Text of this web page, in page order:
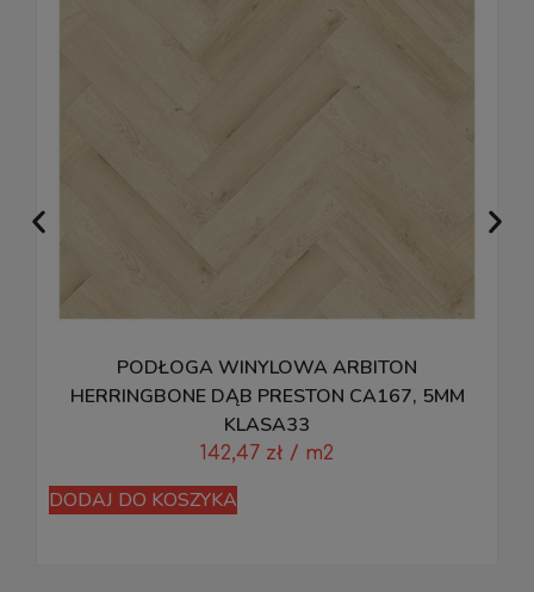
PODŁOGA WINYLOWA ARBITON
HERRINGBONE DĄB PRESTON CA167, 5MM
KLASA33
142,47 zł / m2
DODAJ DO KOSZYKA